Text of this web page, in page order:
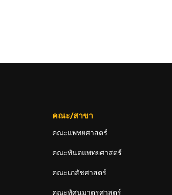
คณะ/สาขา
คณะแพทยศาสตร์
คณะทันตแพทยศาสตร์
คณะเภสัชศาสตร์
คณะทัศนมาตรศาสตร์